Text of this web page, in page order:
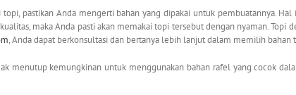
pastikan Anda mengerti bahan yang dipakai untuk pembuatannya.
maka Anda pasti akan memakai topi tersebut dengan nyaman. Topi
, Anda dapat berkonsultasi dan bertanya lebih lanjut dalam memilih bahan
menutup kemungkinan untuk menggunakan bahan rafel yang cocok